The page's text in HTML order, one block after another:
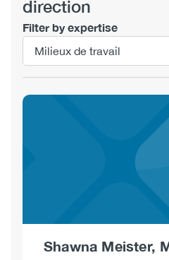
direction
Filter by expertise
Shawna Meister,